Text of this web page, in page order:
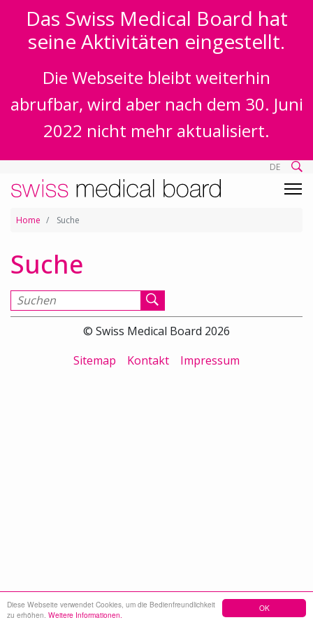
OK
Diese Webseite verwendet Cookies, um die Bedienfreundlichkeit
zu erhöhen. Weitere Informationen.
Das Swiss Medical Board hat
seine Aktivitäten eingestellt.
Die Webseite bleibt weiterhin
abrufbar, wird aber nach dem 30. Juni
2022 nicht mehr aktualisiert.
DE
Home Suche
Suche
Suchen nach
© Swiss Medical Board 2026
Sitemap
Kontakt Impressum